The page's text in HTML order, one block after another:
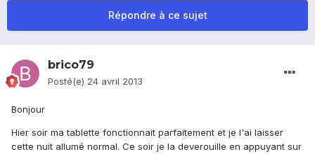
Répondre à ce sujet
brico79
Posté(e) 24 avril 2013
Bonjour
Hier soir ma tablette fonctionnait parfaitement et je l'ai laisser
cette nuit allumé normal. Ce soir je la deverouille en appuyant sur